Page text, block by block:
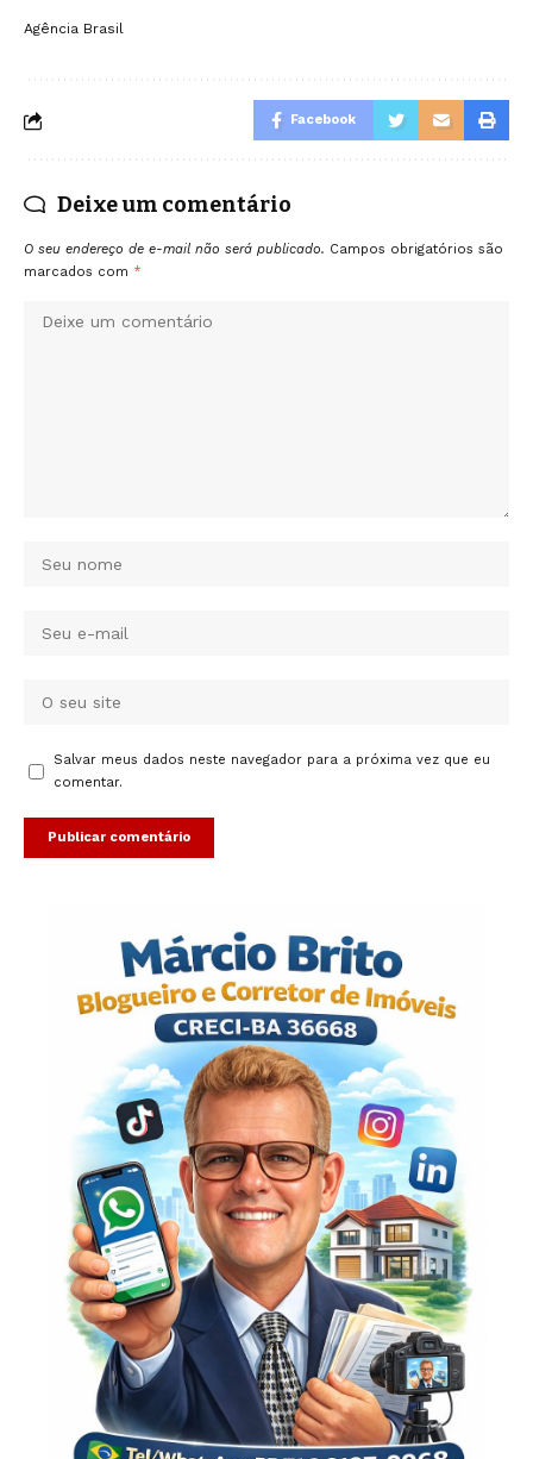
Agência Brasil
Facebook
Deixe um comentário
O seu endereço de e-mail não será publicado. Campos obrigatórios são
marcados com *
Salvar meus dados neste navegador para a próxima vez que eu
comentar.